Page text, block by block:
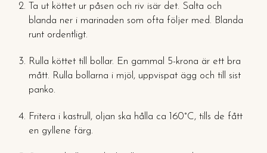
Ta ut köttet ur påsen och riv isär det. Salta och
blanda ner i marinaden som ofta följer med. Blanda
runt ordentligt.
Rulla köttet till bollar. En gammal 5-krona är ett bra
mått. Rulla bollarna i mjöl, uppvispat ägg och till sist
panko.
Fritera i kastrull, oljan ska hålla ca 160°C, tills de fått
en gyllene färg.